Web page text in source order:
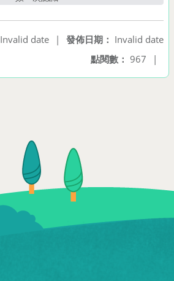
發佈日期： Invalid date
Invalid date
|
點閱數： 967 |